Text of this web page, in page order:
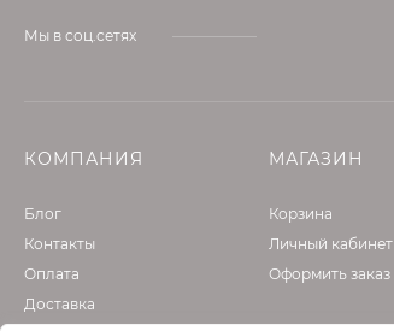
Мы в соц.сетях
КОМПАНИЯ
Блог
Контакты
Оплата
Доставка
МАГАЗИН
Корзина
Личный кабинет
Оформить заказ